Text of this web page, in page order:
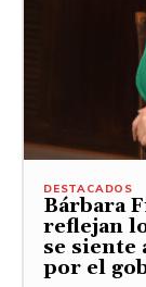
DESTACADOS
Bárbara
reflejan
se siente
por el